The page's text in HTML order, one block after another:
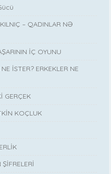
– QADINLAR NƏ
İÇ OYUNU
İSTER? ERKEKLER NE
GERÇEK
KOÇLUK